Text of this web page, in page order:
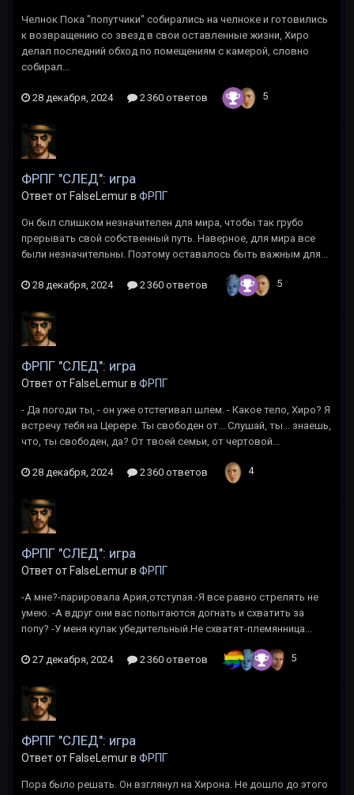
Челнок Пока "попутчики" собирались на челноке и готовились
к возвращению со звезд в свои оставленные жизни, Хиро
делал последний обход по помещениям с камерой, словно
собирал...
28 декабря, 2024 2 360 ответов 5
ФРПГ "СЛЕД": игра
Ответ от FalseLemur в ФРПГ
Он был слишком незначителен для мира, чтобы так грубо
прерывать свой собственный путь. Наверное, для мира все
были незначительны. Поэтому оставалось быть важным для...
28 декабря, 2024 2 360 ответов 5
ФРПГ "СЛЕД": игра
Ответ от FalseLemur в ФРПГ
- Да погоди ты, - он уже отстегивал шлем. - Какое тело, Хиро? Я
встречу тебя на Церере. Ты свободен от... Слушай, ты... знаешь,
что, ты свободен, да? От твоей семьи, от чертовой...
28 декабря, 2024 2 360 ответов 4
ФРПГ "СЛЕД": игра
Ответ от FalseLemur в ФРПГ
-А мне?-парировала Ария,отступая.-Я все равно стрелять не
умею. -А вдруг они вас попытаются догнать и схватить за
попу? -У меня кулак убедительный.Не схватят-племянница...
27 декабря, 2024 2 360 ответов 5
ФРПГ "СЛЕД": игра
Ответ от FalseLemur в ФРПГ
Пора было решать. Он взглянул на Хирона. Не дошло до этого